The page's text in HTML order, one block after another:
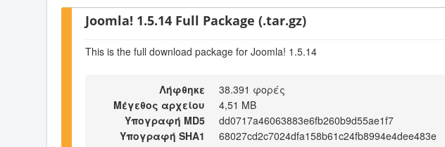
Joomla! 1.5.14 Full Package (.tar.gz)
This is the full download package for Joomla! 1.5.14
Λήφθηκε
38.391 φορές
Μέγεθος αρχείου
4,51 MB
Υπογραφή MD5
dd0717a46063883e6fb260b9d55ae1f7
Υπογραφή SHA1
68027cd2c7024dfa158b61c24fb8994e4dee483e